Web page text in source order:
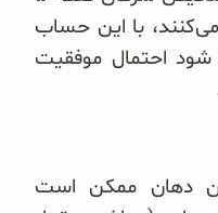
می‌کنند، با این حساب
شود احتمال موفقیت
دهان ممکن است